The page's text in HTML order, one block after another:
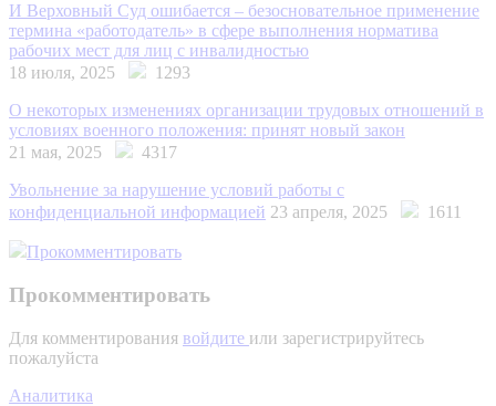
И Верховный Суд ошибается – безосновательное применение
термина «работодатель» в сфере выполнения норматива
рабочих мест для лиц с инвалидностью
18 июля, 2025
1293
О некоторых изменениях организации трудовых отношений в
условиях военного положения: принят новый закон
21 мая, 2025
4317
Увольнение за нарушение условий работы с
конфиденциальной информацией 23 апреля, 2025 1611
Прокомментировать
Прокомментировать
Для комментирования войдите или зарегистрируйтесь
пожалуйста
Аналитика